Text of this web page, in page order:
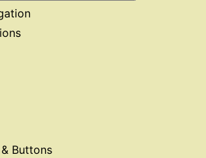
Buttons